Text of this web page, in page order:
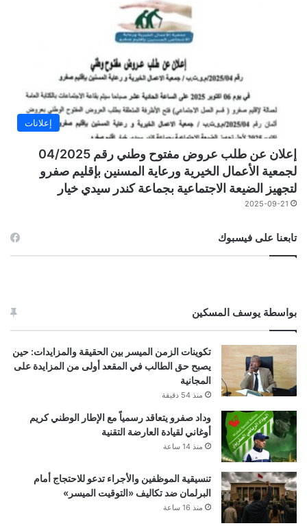
إعلانات
إعلان عن طلب عروض مفتوح وطني رقم 04/2025
لجمعية الأعمال الخيرية ورعاية المسنين بإقليم صفرو
لتجهيز الضيعة الاجتماعية بجماعة كندر سيدي خيار
2025-09-21
تابعنا على فيسبوك
بواسطة يوسف المسكين
تكوينات الزمن الميسر بين الحقيقة والمزايدات: حين
يصبح حق الطالب في المقعد أولى من المزايدة على
المجانية
منذ 54 دقيقة
وداد صفرو يتعاقد رسمياً مع الإطار الوطني كريم
أوغاني لقيادة العارضة التقنية
منذ 14 ساعة
تنسيقية الموظفين والأجراء تدعو للاحتجاج أمام
البرلمان ضد تكاليف «التوقيت الميسر»
منذ 16 ساعة